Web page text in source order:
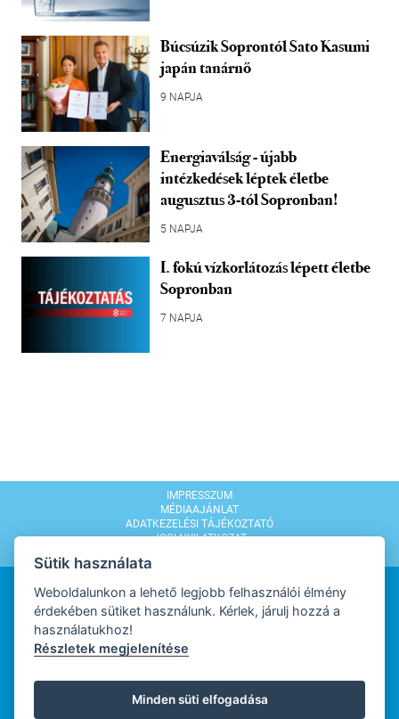
Búcsúzik Soprontól Sato Kasumi
japán tanárnő
9 NAPJA
Energiaválság - újabb
intézkedések léptek életbe
augusztus 3-tól Sopronban!
5 NAPJA
I. fokú vízkorlátozás lépett életbe
Sopronban
7 NAPJA
IMPRESSZUM
MÉDIAAJÁNLAT
ADATKEZELÉSI TÁJÉKOZTATÓ
JOGI NYILATKOZAT
WEBDESIGN
Sütik használata
Weboldalunkon a lehető legjobb felhasználói élmény
érdekében sütiket használunk. Kérlek, járulj hozzá a
használatukhoz!
Részletek megjelenítése
Minden süti elfogadása